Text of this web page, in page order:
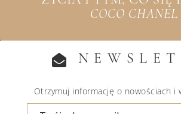
COCO CHANEL
Otrzymuj informację o nowościach i